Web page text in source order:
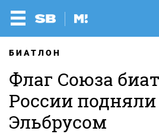
БИАТЛОН
Флаг Союза
России
Эльбрусом